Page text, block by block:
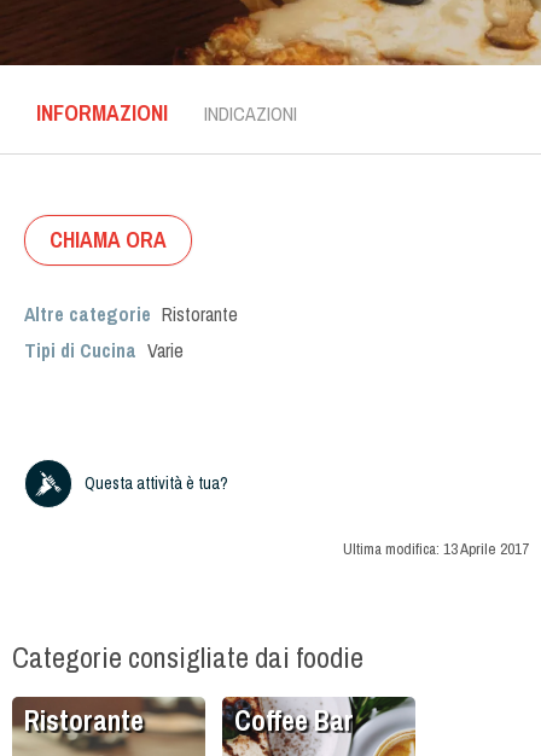
INFORMAZIONI INDICAZIONI
CHIAMA ORA
Altre categorie Ristorante
Tipi di Cucina Varie
Questa attività è tua?
Ultima modifica: 13 Aprile 2017
Categorie consigliate dai foodie
Ristorante Coffee Bar